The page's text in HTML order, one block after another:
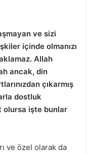
ve sizi
içinde olmanızı
Allah
ancak, din
çıkarmış
dostluk
olursa işte bunlar
ve özel olarak da